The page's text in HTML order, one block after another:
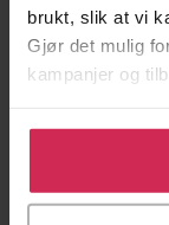
brukt, slik at vi
Gjør det mulig
kampanjer og
Klikk på «Godta
bruke cookies
tilpasse ditt